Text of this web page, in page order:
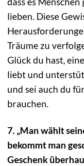
lieben. Diese
Träume zu
Glück du hast,
liebt und
und sei auch du
brauchen.
7. „Man wählt
bekommt man
Geschenk